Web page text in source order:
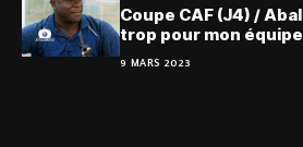
Coupe CAF (J4) /
trop pour mon
9 MARS 2023